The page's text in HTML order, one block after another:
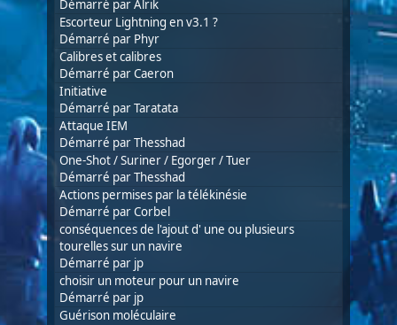
Démarré parAlrik
Escorteur Lightning en v3.1 ?
Démarré par Phyr
Calibres et calibres
Démarré parCaeron
Initiative
Démarré parTaratata
Attaque IEM
Démarré parThesshad
One-Shot / Suriner / Egorger / Tuer
Démarré parThesshad
Actions permises par la télékinésie
Démarré parCorbel
conséquences de l'ajout d' une ou plusieurs
tourelles sur un navire
Démarré par jp
choisir un moteur pour un navire
Démarré par jp
Guérison moléculaire